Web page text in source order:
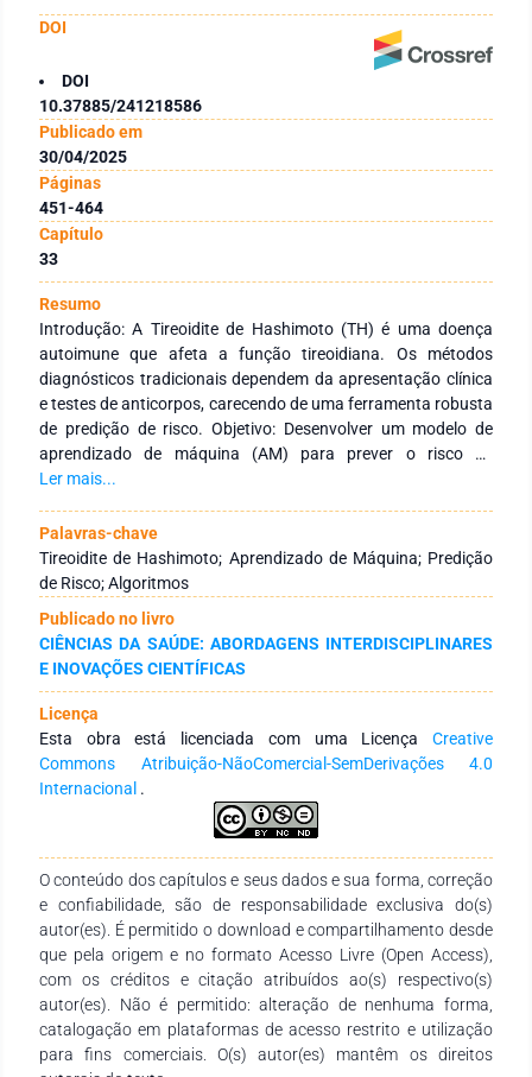
DOI
DOI
10.37885/241218586
Publicado em
30/04/2025
Páginas
451-464
Capítulo
33
Resumo
Introdução: A Tireoidite de Hashimoto (TH) é uma doença
autoimune que afeta a função tireoidiana. Os métodos
diagnósticos tradicionais dependem da apresentação clínica
e testes de anticorpos, carecendo de uma ferramenta robusta
de predição de risco. Objetivo: Desenvolver um modelo de
aprendizado de máquina (AM) para prever o risco de
desenvolvimento de TH. Método: Os dados dos indivíduos
construído por meio de pré-processamento de dados, seleção
de características e exploração de vários modelos de AM.
Otimização de hiperparâmetros e métricas de avaliação de
desempenho (AUC-ROC, AUC-PR, sensibilidade,
especificidade, precisão, escore F1) foram empregados.
Resultados: De um total de 9.173 indivíduos, 400 indivíduos
dentro desta coorte exibiram função tireoidiana normal,
enquanto 436 indivíduos foram diagnosticados com TH. A
idade média dos pacientes foi de 45 anos e 90% eram do sexo
feminino. O modelo de melhor desempenho atingiu um AUC-
ROC de 0,87 e AUC-PR de 0,85, indicando alta precisão
preditiva. Além disso, a sensibilidade, especificidade, precisão
e escore F1 atingiram 85%, 90%, 80% e 83%, respectivamente,
indivíduos em risco de desenvolvimento de TH. O ajuste de
hiperparâmetros foi otimizado usando uma abordagem de
busca aleatória. Conclusão: Este estudo demonstra a
viabilidade de utilizar AM para a predição acurada do risco de
TH. As altas métricas de desempenho alcançadas destacam
o potencial desta abordagem para se tornar uma ferramenta
clínica valiosa para a identificação precoce e estratificação de
risco de pacientes suscetíveis à TH.
Ler mais...
Palavras-chave
Tireoidite de Hashimoto; Aprendizado de Máquina; Predição
de Risco; Algoritmos
Publicado no livro
CIÊNCIAS DA SAÚDE: ABORDAGENS INTERDISCIPLINARES
E INOVAÇÕES CIENTÍFICAS
Licença
Esta obra está licenciada com uma Licença Creative
Commons Atribuição-NãoComercial-SemDerivações 4.0
Internacional .
O conteúdo dos capítulos e seus dados e sua forma, correção
e confiabilidade, são de responsabilidade exclusiva do(s)
autor(es). É permitido o download e compartilhamento desde
que pela origem e no formato Acesso Livre (Open Access),
com os créditos e citação atribuídos ao(s) respectivo(s)
autor(es). Não é permitido: alteração de nenhuma forma,
catalogação em plataformas de acesso restrito e utilização
para fins comerciais. O(s) autor(es) mantêm os direitos